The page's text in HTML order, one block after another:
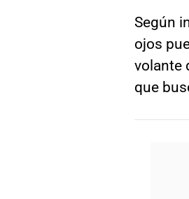
Según
ojos
volante
que